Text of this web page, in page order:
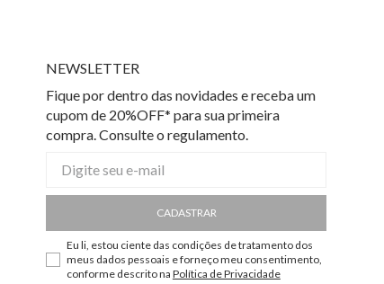
NEWSLETTER
Fique por dentro das novidades e receba um
cupom de 20%OFF* para sua primeira
compra. Consulte o regulamento.
CADASTRAR
Eu li, estou ciente das condições de tratamento dos
meus dados pessoais e forneço meu consentimento,
conforme descrito na Política de Privacidade